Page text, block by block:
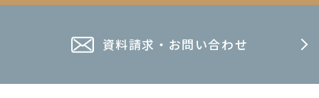
資料請求・お問い合わせ